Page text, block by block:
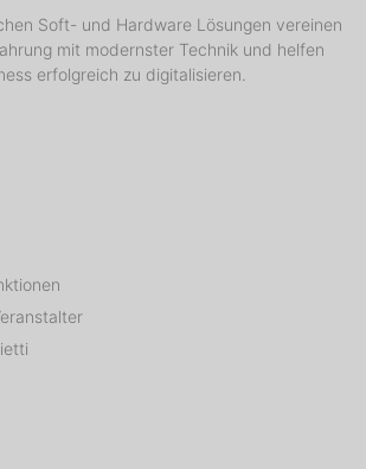
Soft- und Hardware Lösungen vereinen
mit modernster Technik und helfen
erfolgreich zu digitalisieren.